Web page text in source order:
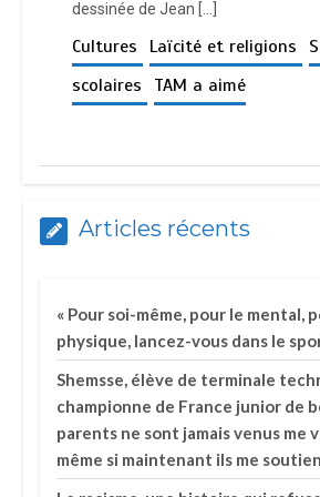
dessinée de Jean […]
Cultures Laïcité et religions
scolaires
TAM a aimé
Articles récents
« Pour soi-même, pour le mental,
physique, lancez-vous dans le
Shemsse, élève de terminale
championne de France junior de
parents ne sont jamais venus me
même si maintenant ils me